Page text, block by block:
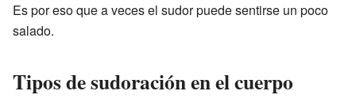
Es por eso que a veces el sudor puede sentirse un poco
salado.
Tipos de sudoración en el cuerpo